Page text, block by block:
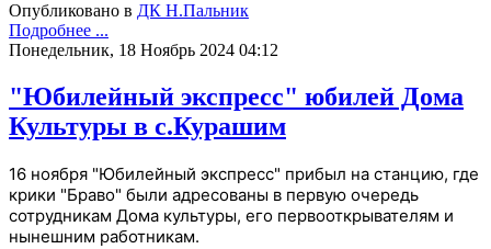
Опубликовано в ДК Н.Пальник
Подробнее ...
Понедельник, 18 Ноябрь 2024 04:12
"Юбилейный экспресс" юбилей Дома
Культуры в с.Курашим
16 ноября "Юбилейный экспресс" прибыл на станцию, где
крики "Браво" были адресованы в первую очередь
сотрудникам Дома культуры, его первооткрывателям и
нынешним работникам.